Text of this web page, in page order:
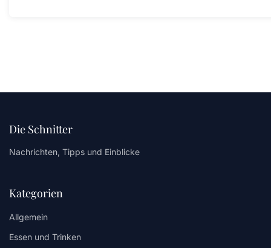
Die Schnitter
Nachrichten, Tipps und Einblicke
Kategorien
Allgemein
Essen und Trinken